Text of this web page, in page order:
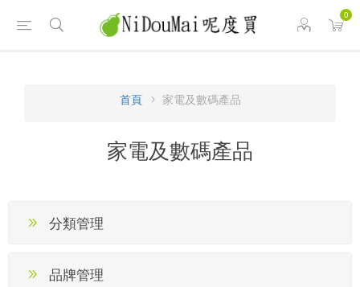
0
首頁 家電及數碼產品
家電及數碼產品
分類管理
品牌管理